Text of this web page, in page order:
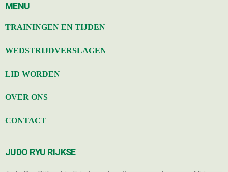
MENU
TRAININGEN EN TIJDEN
WEDSTRIJDVERSLAGEN
LID WORDEN
OVER ONS
CONTACT
JUDO RYU RIJKSE